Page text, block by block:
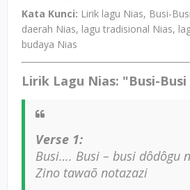
Kata Kunci: Lirik lagu Nias, Busi-
daerah Nias, lagu tradisional Nias,
budaya Nias
Lirik Lagu Nias: "Busi-
Verse 1:
Busi…. Busi – busi dôdôgu
Zino tawaõ notazazi